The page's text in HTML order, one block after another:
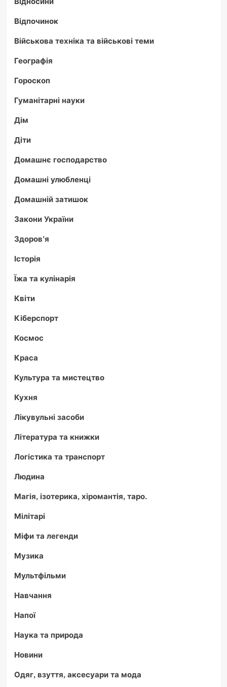
Відпочинок
Військова техніка та військові теми
Географія
Гороскоп
Гуманітарні науки
Дім
Діти
Домашнє господарство
Домашні улюбленці
Домашній затишок
Закони України
Здоров'я
Історія
Їжа та кулінарія
Квіти
Кіберспорт
Космос
Краса
Культура та мистецтво
Кухня
Лікувульні засоби
Література та книжки
Логістика та транспорт
Людина
Магія, ізотерика, хіромантія, таро.
Мілітарі
Міфи та легенди
Музика
Мультфільми
Навчання
Напої
Наука та природа
Новини
Одяг, взуття, аксесуари та мода